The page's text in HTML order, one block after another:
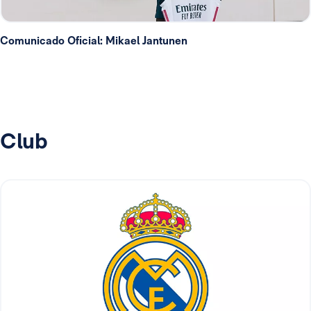
Comunicado Oficial: Mikael Jantunen
Club